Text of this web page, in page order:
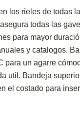
los rieles de todas
todas las
para mayor
y catalogos.
para un agarre
util. Bandeja
el costado para